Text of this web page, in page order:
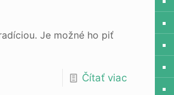
Je možné ho piť
Čítať viac